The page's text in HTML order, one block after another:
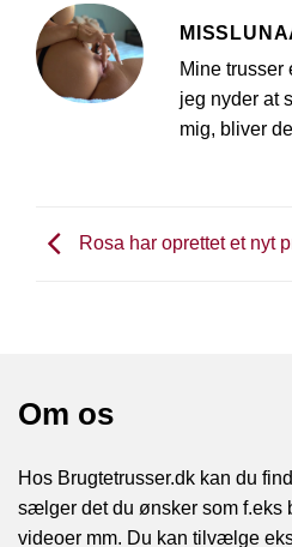
Mine trusser
jeg nyder at
mig, bliver
Rosa har oprettet et nyt
Om os
Hos Brugtetrusser.dk kan du
sælger det du ønsker som f.eks
videoer mm. Du kan tilvælge